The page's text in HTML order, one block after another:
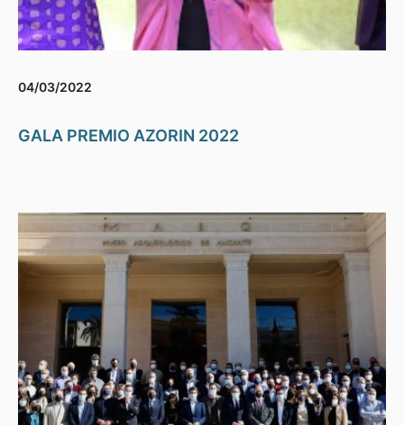
04/03/2022
GALA PREMIO AZORIN 2022